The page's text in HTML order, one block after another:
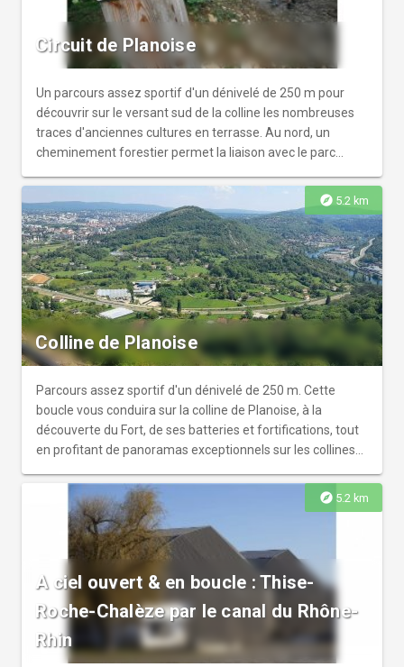
Circuit de Planoise
Un parcours assez sportif d'un dénivelé de 250 m pour
découvrir sur le versant sud de la colline les nombreuses
traces d'anciennes cultures en terrasse. Au nord, un
cheminement forestier permet la liaison avec le parc
explore 5.2 km
Colline de Planoise
Parcours assez sportif d'un dénivelé de 250 m. Cette
boucle vous conduira sur la colline de Planoise, à la
découverte du Fort, de ses batteries et fortifications, tout
en profitant de panoramas exceptionnels sur les collines
dans une ambiance forestière enchanteresse. Au Nord, un
cheminement forestier permet la liaison avec le parc
urbain.
explore 5.2 km
A ciel ouvert & en boucle : Thise-
Roche-Chalèze par le canal du Rhône-
Rhin